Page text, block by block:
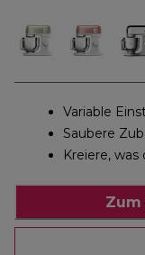
Variable
Saubere
Kreiere,